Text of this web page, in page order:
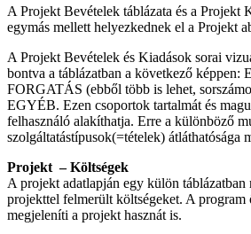
A Projekt Bevételek táblázata és a Projekt
egymás mellett helyezkednek el a Projekt
A Projekt Bevételek és Kiadások sorai
bontva a táblázatban a következő
FORGATÁS (ebből több is lehet,
EGYÉB. Ezen csoportok tartalmát és
felhasználó alakíthatja. Erre a különböző
szolgáltatástípusok(=tételek) átláthatósága
Projekt – Költségek
A projekt adatlapján egy külön táblázatban
projekttel felmerült költségeket. A program
megjeleníti a projekt hasznát is.